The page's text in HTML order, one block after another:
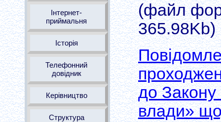
Інтернет-
приймальня
Історія
Телефонний
довідник
Керівництво
Структура
(файл
365.98Kb)
до
влади»